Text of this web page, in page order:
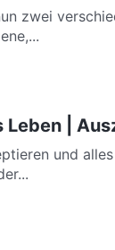
zwei
Leben |
und